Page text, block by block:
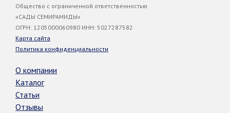
Общество с ограниченной ответственностью
«САДЫ СЕМИРАМИДЫ»
ОГРН: 1205000060980 ИНН: 5027287582
Карта сайта
Политика конфиденциальности
О компании
Каталог
Статьи
Отзывы